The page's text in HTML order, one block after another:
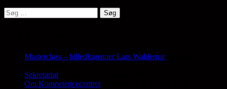
Søg
efter:
Masterclass – billedkunstner Lars WaldemarOpdateret d. 6.
Sekretariat
Om Kompetencecentret